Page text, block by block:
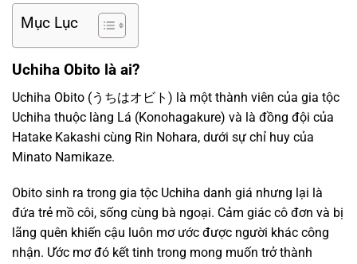
Mục Lục
Uchiha Obito là ai?
Uchiha Obito (うちはオビト) là một thành viên của gia tộc
Uchiha thuộc làng Lá (Konohagakure) và là đồng đội của
Hatake Kakashi cùng Rin Nohara, dưới sự chỉ huy của
Minato Namikaze.
Obito sinh ra trong gia tộc Uchiha danh giá nhưng lại là
đứa trẻ mồ côi, sống cùng bà ngoại. Cảm giác cô đơn và bị
lãng quên khiến cậu luôn mơ ước được người khác công
nhận. Ước mơ đó kết tinh trong mong muốn trở thành